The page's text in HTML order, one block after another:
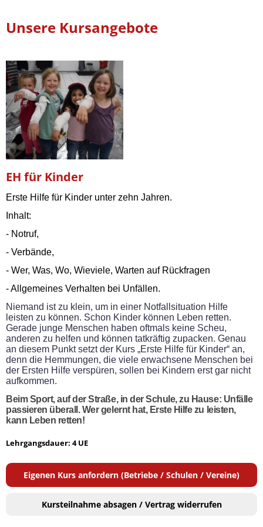
Unsere Kursangebote
EH für Kinder
Erste Hilfe für Kinder unter zehn Jahren.
Inhalt:
- Notruf,
- Verbände,
- Wer, Was, Wo, Wieviele, Warten auf Rückfragen
- Allgemeines Verhalten bei Unfällen.
Niemand ist zu klein, um in einer Notfallsituation Hilfe
leisten zu können. Schon Kinder können Leben retten.
Gerade junge Menschen haben oftmals keine Scheu,
anderen zu helfen und können tatkräftig zupacken. Genau
an diesem Punkt setzt der Kurs „Erste Hilfe für Kinder“ an,
denn die Hemmungen, die viele erwachsene Menschen bei
der Ersten Hilfe verspüren, sollen bei Kindern erst gar nicht
aufkommen.
Beim Sport, auf der Straße, in der Schule, zu Hause: Unfälle
passieren überall. Wer gelernt hat, Erste Hilfe zu leisten,
kann Leben retten!
Lehrgangsdauer: 4 UE
Eigenen Kurs anfordern (Betriebe / Schulen / Vereine)
Kursteilnahme absagen / Vertrag widerrufen